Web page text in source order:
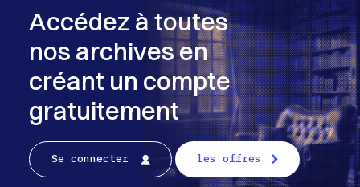
Accédez à toutes
nos archives en
créant un compte
gratuitement
Se connecter les offres